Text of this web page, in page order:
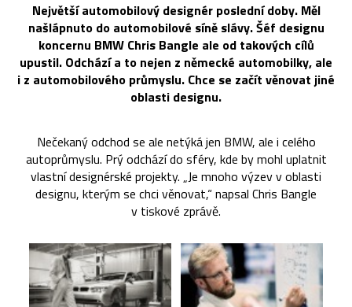
Největší automobilový designér poslední doby. Měl
našlápnuto do automobilové síně slávy. Šéf designu
koncernu BMW Chris Bangle ale od takových cílů
upustil. Odchází a to nejen z německé automobilky, ale
i z automobilového průmyslu. Chce se začít věnovat jiné
oblasti designu.
Nečekaný odchod se ale netýká jen BMW, ale i celého
autoprůmyslu. Prý odchází do sféry, kde by mohl uplatnit
vlastní designérské projekty. „Je mnoho výzev v oblasti
designu, kterým se chci věnovat,“ napsal Chris Bangle
v tiskové zprávě.